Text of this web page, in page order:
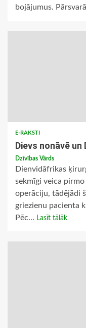
bojājumus.
E-RAKSTI
Dievs nonāvē
Dzīvības Vārds
Dienvidāfrikas
sekmīgi veica
operāciju, tādējādi
griezienu pacienta
Pēc... Lasīt tālāk